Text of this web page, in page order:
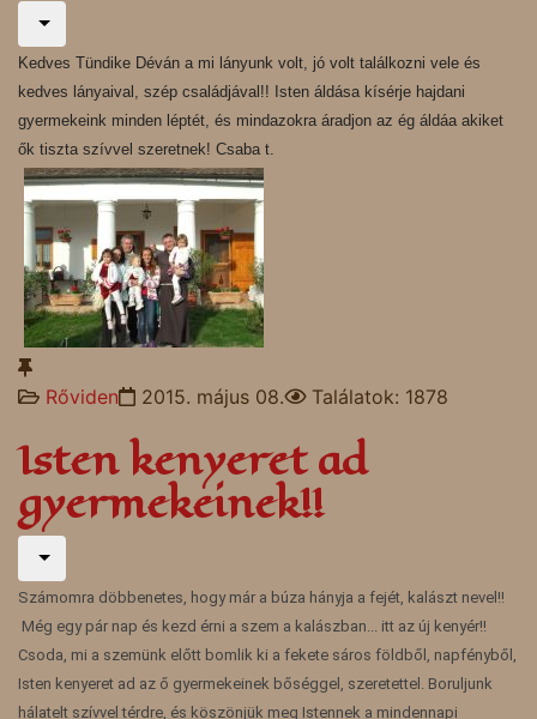
Kedves Tündike Déván a mi lányunk volt, jó volt találkozni vele és
kedves lányaival, szép családjával!! Isten áldása kísérje hajdani
gyermekeink minden léptét, és mindazokra áradjon az ég áldáa akiket
ők tiszta szívvel szeretnek! Csaba t.
Rőviden 2015. május 08. Találatok: 1878
Isten kenyeret ad
gyermekeinek!!
Számomra döbbenetes, hogy már a búza hányja a fejét, kalászt nevel!!
Még egy pár nap és kezd érni a szem a kalászban... itt az új kenyér!!
Csoda, mi a szemünk előtt bomlik ki a fekete sáros földből, napfényből,
Isten kenyeret ad az ő gyermekeinek bőséggel, szeretettel. Boruljunk
hálatelt szívvel térdre, és köszönjük meg Istennek a mindennapi